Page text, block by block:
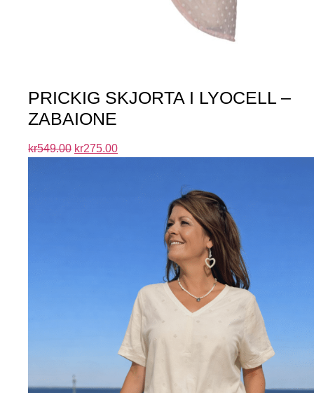
PRICKIG SKJORTA I LYOCELL –
ZABAIONE
kr549.00 kr275.00